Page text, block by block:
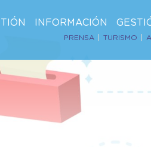
INFORMACIÓN
PRENSA TURISMO